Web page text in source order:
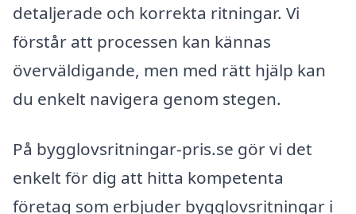
detaljerade och korrekta ritningar. Vi
förstår att processen kan kännas
överväldigande, men med rätt hjälp kan
du enkelt navigera genom stegen.
På bygglovsritningar-pris.se gör vi det
enkelt för dig att hitta kompetenta
företag som erbjuder bygglovsritningar i